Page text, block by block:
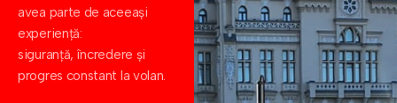
avea parte de aceeași
experiență:
siguranță, încredere și
progres constant la volan.